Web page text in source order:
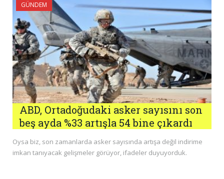
GÜNDEM
ABD, Ortadoğudaki asker sayısını son
beş ayda %33 artışla 54 bine çıkardı
Oysa biz, son zamanlarda asker sayısında artışa değil indirime
imkan tanıyacak gelişmeler görüyor, ifadeler duyuyorduk.